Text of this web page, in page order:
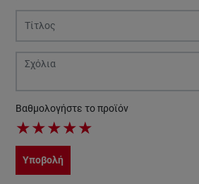
Βαθμολογήστε το προϊόν
★★★★★
Υποβολή